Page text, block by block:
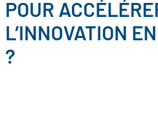
POUR
L’INNOVATION
?